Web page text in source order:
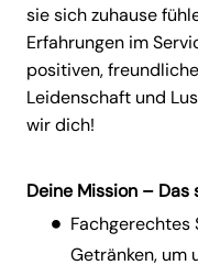
sie sich zuhause
Erfahrungen im
positiven,
Leidenschaft und
wir dich!
Deine Mission – Das
Fachgerechtes
Getränken, um